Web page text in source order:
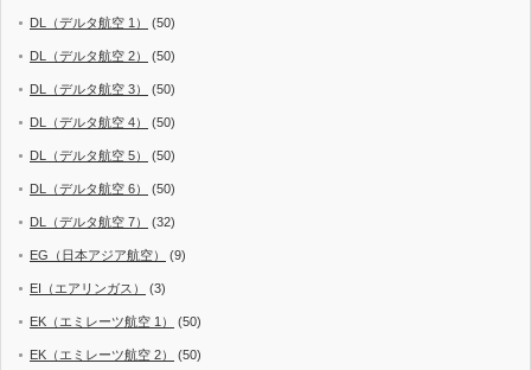
DL（デルタ航空 1） (50)
DL（デルタ航空 2） (50)
DL（デルタ航空 3） (50)
DL（デルタ航空 4） (50)
DL（デルタ航空 5） (50)
DL（デルタ航空 6） (50)
DL（デルタ航空 7） (32)
EG（日本アジア航空） (9)
EI（エアリンガス） (3)
EK（エミレーツ航空 1） (50)
EK（エミレーツ航空 2） (50)